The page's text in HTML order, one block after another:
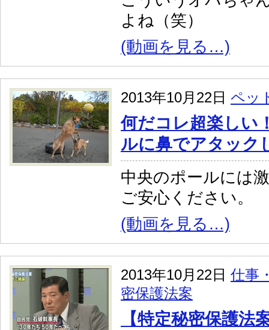
よね（笑）
(動画を見る…)
2013年10月22日 ペッ
何だコレ超楽しい
ルに鼻でアタック
中央のポールには
ご安心ください。
(動画を見る…)
2013年10月22日 仕事
密保護法案
【特定秘密保護法